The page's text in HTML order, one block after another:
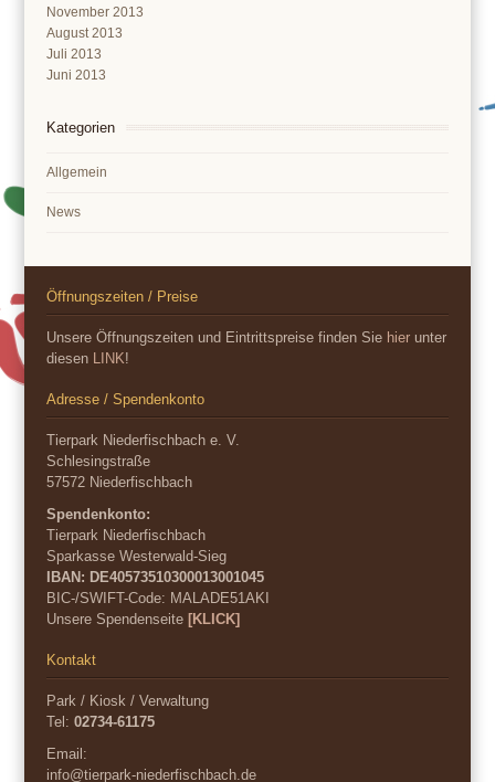
November 2013
August 2013
Juli 2013
Juni 2013
Kategorien
Allgemein
News
Öffnungszeiten / Preise
Unsere Öffnungszeiten und Eintrittspreise finden Sie hier unter
diesen LINK!
Adresse / Spendenkonto
Tierpark Niederfischbach e. V.
Schlesingstraße
57572 Niederfischbach
Spendenkonto:
Tierpark Niederfischbach
Sparkasse Westerwald-Sieg
IBAN: DE40573510300013001045
BIC-/SWIFT-Code: MALADE51AKI
Unsere Spendenseite[KLICK]
Kontakt
Park / Kiosk / Verwaltung
Tel:02734-61175
Email:
info@tierpark-niederfischbach.de